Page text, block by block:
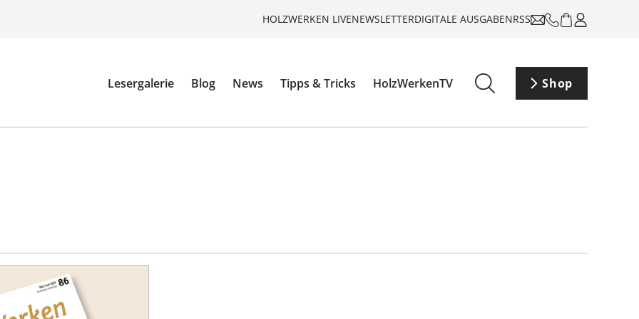
HOLZWERKEN LIVENEWSLETTERDIGITALE AUSGABENRSS
Lesergalerie Blog News Tipps & Tricks HolzWerkenTV Shop